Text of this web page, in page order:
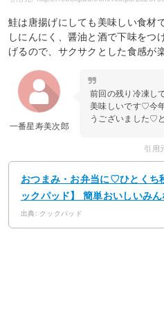
鮭は唐揚げにしても美味しい食材
しにんにく、醤油と酒で下味をつ
げるので、サクサクとした食感が
一番星寿美次郎
前回の残り冷凍し
美味しいです♡今
うございました♡
引用
おつまみ・お弁当に♡ひとく
ックパッド】 簡単おいしいみ
出典: クックパッド